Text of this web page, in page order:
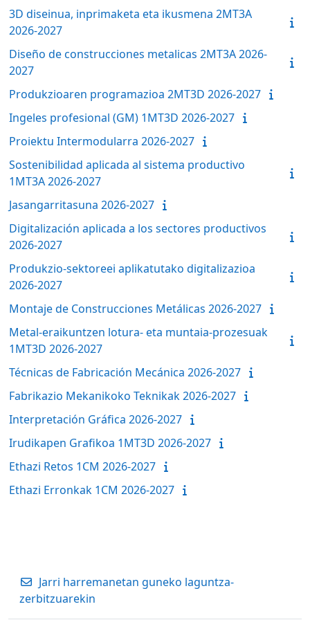
3D diseinua, inprimaketa eta ikusmena 2MT3A
2026-2027
Diseño de construcciones metalicas 2MT3A 2026-
2027
Produkzioaren programazioa 2MT3D 2026-2027
Ingeles profesional (GM) 1MT3D 2026-2027
Proiektu Intermodularra 2026-2027
Sostenibilidad aplicada al sistema productivo
1MT3A 2026-2027
Jasangarritasuna 2026-2027
Digitalización aplicada a los sectores productivos
2026-2027
Produkzio-sektoreei aplikatutako digitalizazioa
2026-2027
Montaje de Construcciones Metálicas 2026-2027
Metal-eraikuntzen lotura- eta muntaia-prozesuak
1MT3D 2026-2027
Técnicas de Fabricación Mecánica 2026-2027
Fabrikazio Mekanikoko Teknikak 2026-2027
Interpretación Gráfica 2026-2027
Irudikapen Grafikoa 1MT3D 2026-2027
Ethazi Retos 1CM 2026-2027
Ethazi Erronkak 1CM 2026-2027
Jarri harremanetan guneko laguntza-
zerbitzuarekin